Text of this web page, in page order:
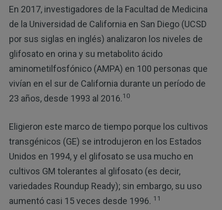
En 2017, investigadores de la Facultad de Medicina
de la Universidad de California en San Diego (UCSD
por sus siglas en inglés) analizaron los niveles de
glifosato en orina y su metabolito ácido
aminometilfosfónico (AMPA) en 100 personas que
vivían en el sur de California durante un período de
23 años, desde 1993 al 2016.10
Eligieron este marco de tiempo porque los cultivos
transgénicos (GE) se introdujeron en los Estados
Unidos en 1994, y el glifosato se usa mucho en
cultivos GM tolerantes al glifosato (es decir,
variedades Roundup Ready); sin embargo, su uso
aumentó casi 15 veces desde 1996. 11